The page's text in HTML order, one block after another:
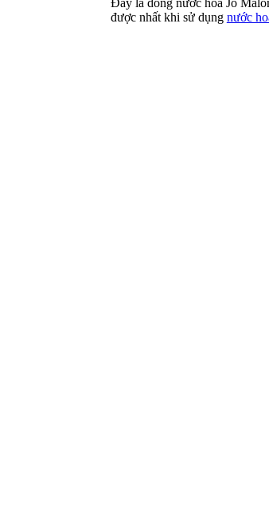
Đây là dòng nước hoa Jo
được nhất khi sử dụng nước